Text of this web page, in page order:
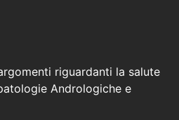
riguardanti la salute
Andrologiche e